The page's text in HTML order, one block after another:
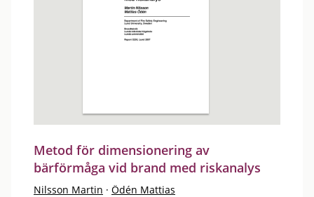
Metod för dimensionering av
bärförmåga vid brand med riskanalys
Nilsson Martin · Ödén Mattias